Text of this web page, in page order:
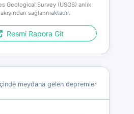
Geological Survey (USGS) anlık
sağlanmaktadır.
Resmi Rapora Git
meydana gelen depremler